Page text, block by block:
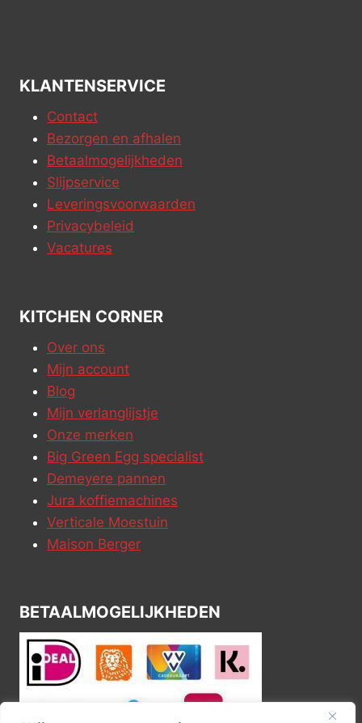
KLANTENSERVICE
Contact
Bezorgen en afhalen
Betaalmogelijkheden
Slijpservice
Leveringsvoorwaarden
Privacybeleid
Vacatures
KITCHEN CORNER
Over ons
Mijn account
Blog
Mijn verlanglijstje
Onze merken
Big Green Egg specialist
Demeyere pannen
Jura koffiemachines
Verticale Moestuin
Maison Berger
BETAALMOGELIJKHEDEN